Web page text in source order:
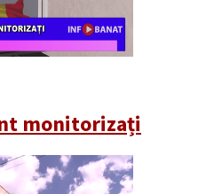
monitorizați